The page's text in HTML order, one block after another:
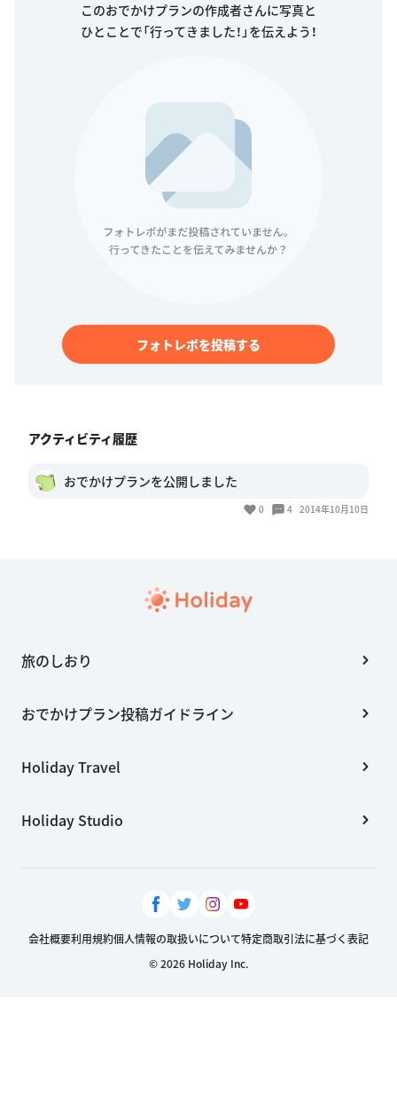
このおでかけプランの作成者さんに写真と
ひとことで「行ってきました！」を伝えよう！
フォトレポを投稿する
アクティビティ履歴
おでかけプランを公開しました
0 4 2014年10月10日
旅のしおり
おでかけプラン投稿ガイドライン
Holiday Travel
Holiday Studio
会社概要利用規約個人情報の取扱いについて特定商取引法に基づく表記
© 2026 Holiday Inc.